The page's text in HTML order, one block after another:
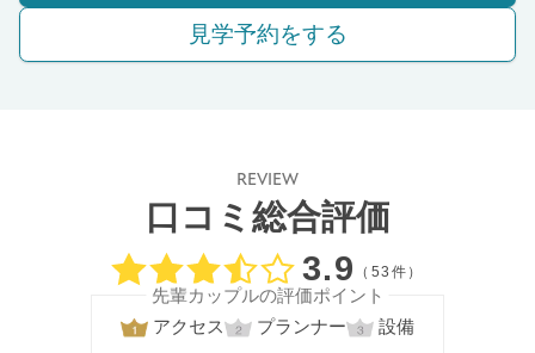
見学予約をする
REVIEW
口コミ総合評価
口コミ評価
3.9 （53件）
先輩カップルの評価ポイント
アクセス
プランナー 設備